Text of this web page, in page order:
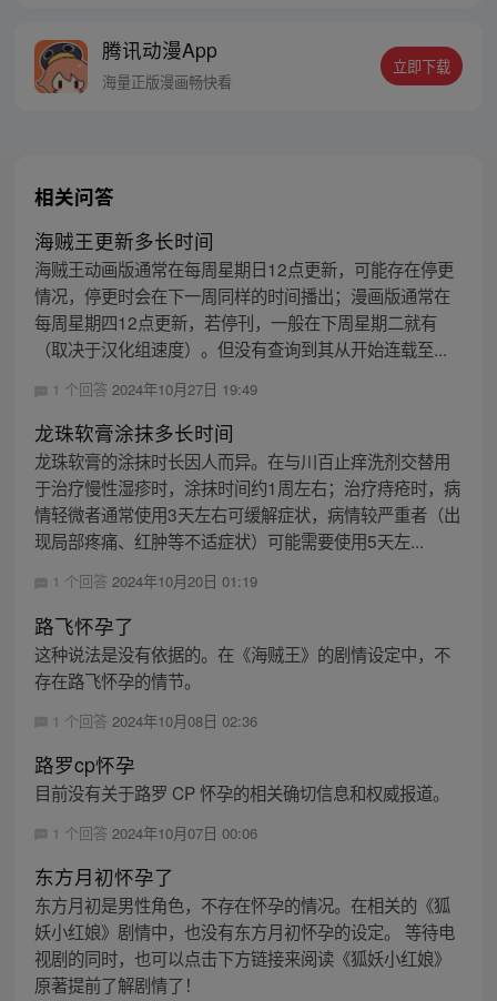
腾讯动漫App
海量正版漫画畅快看
立即下载
相关问答
海贼王更新多长时间
海贼王动画版通常在每周星期日12点更新，可能存在停更
情况，停更时会在下一周同样的时间播出；漫画版通常在
每周星期四12点更新，若停刊，一般在下周星期二就有
（取决于汉化组速度）。但没有查询到其从开始连载至...
1 个回答 2024年10月27日 19:49
龙珠软膏涂抹多长时间
龙珠软膏的涂抹时长因人而异。在与川百止痒洗剂交替用
于治疗慢性湿疹时，涂抹时间约1周左右；治疗痔疮时，病
情轻微者通常使用3天左右可缓解症状，病情较严重者（出
现局部疼痛、红肿等不适症状）可能需要使用5天左...
1 个回答 2024年10月20日 01:19
路飞怀孕了
这种说法是没有依据的。在《海贼王》的剧情设定中，不
存在路飞怀孕的情节。
1 个回答 2024年10月08日 02:36
路罗cp怀孕
目前没有关于路罗 CP 怀孕的相关确切信息和权威报道。
1 个回答 2024年10月07日 00:06
东方月初怀孕了
东方月初是男性角色，不存在怀孕的情况。在相关的《狐
妖小红娘》剧情中，也没有东方月初怀孕的设定。 等待电
视剧的同时，也可以点击下方链接来阅读《狐妖小红娘》
原著提前了解剧情了！